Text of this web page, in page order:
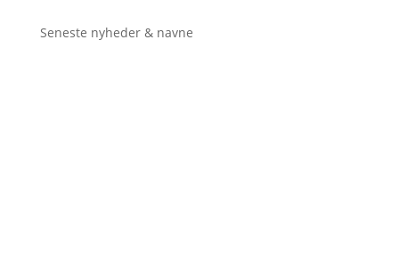
Seneste nyheder & navne